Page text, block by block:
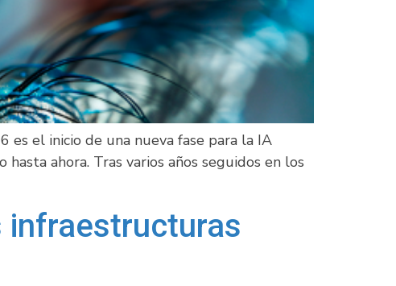
el inicio de una nueva fase para la IA
ahora. Tras varios años seguidos en los
infraestructuras